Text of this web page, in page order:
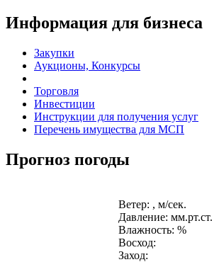
Информация для бизнеса
Закупки
Аукционы, Конкурсы
Торговля
Инвестиции
Инструкции для получения услуг
Перечень имущества для МСП
Прогноз погоды
Ветер: , м/сек.
Давление: мм.рт.ст.
Влажность: %
Восход:
Заход: